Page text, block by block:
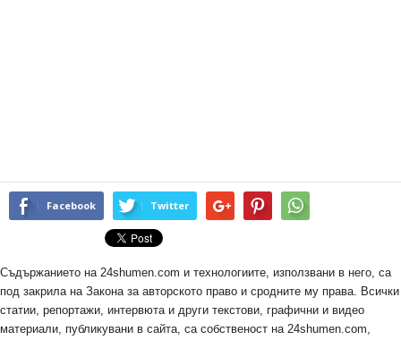
Facebook Twitter
Съдържанието на 24shumen.com и технологиите, използвани в него, са
под закрила на Закона за авторското право и сродните му права. Всички
статии, репортажи, интервюта и други текстови, графични и видео
материали, публикувани в сайта, са собственост на 24shumen.com,